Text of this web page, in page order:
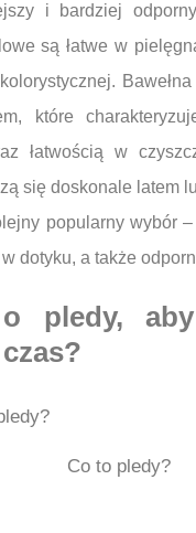
i bardziej
są łatwe w
które
łatwością w
się doskonale latem
popularny wybór
dotyku, a także
pledy, aby
Co to pledy?